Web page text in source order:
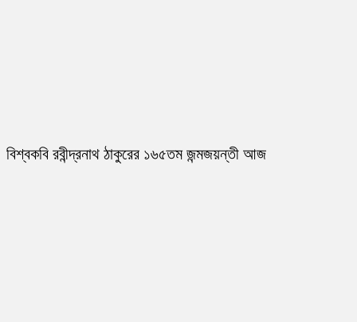
বিশ্বকবি রবীন্দ্রনাথ ঠাকুরের ১৬৫তম জন্মজয়ন্তী আজ